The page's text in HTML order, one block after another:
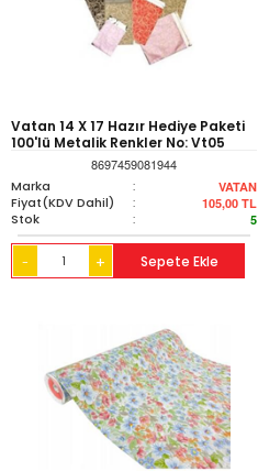
Vatan 14 X 17 Hazır Hediye Paketi
100'lü Metalik Renkler No: Vt05
8697459081944
Marka
: VATAN
Fiyat(KDV Dahil) : 105,00 TL
Stok : 5
- + Sepete Ekle